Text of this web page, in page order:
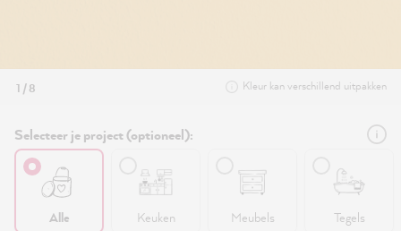
1 / 8 Kleur kan verschillend uitpakken
Selecteer je project (optioneel):
Alle Keuken Meubels Tegels